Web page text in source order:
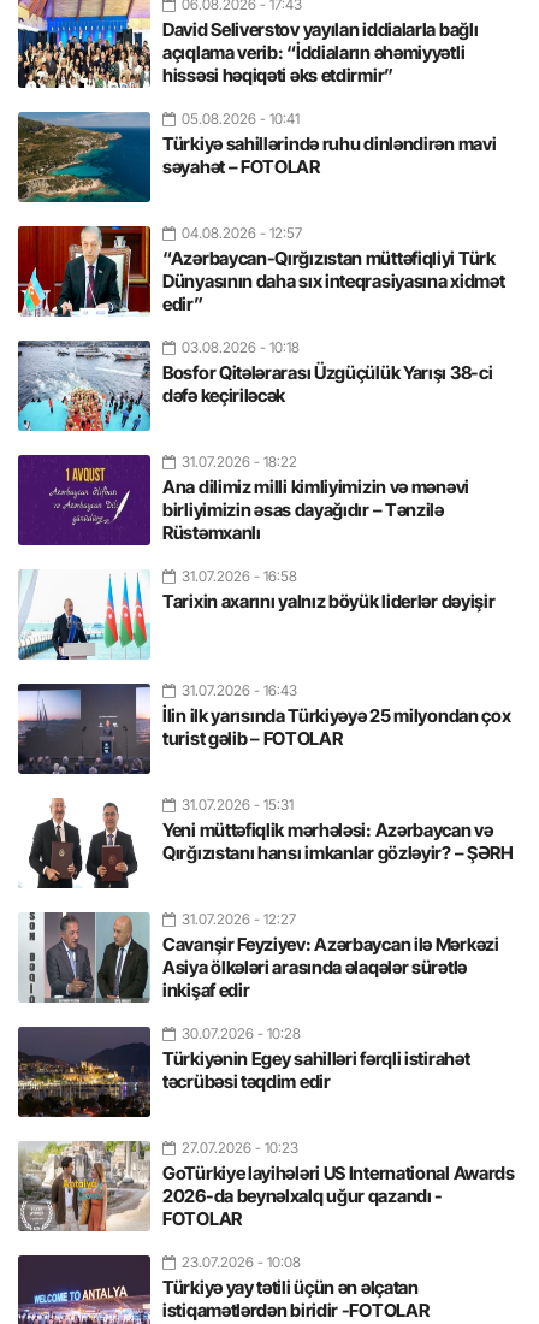
06.08.2026 - 17:43
David Seliverstov yayılan iddialarla bağlı
açıqlama verib: “İddiaların əhəmiyyətli
hissəsi həqiqəti əks etdirmir”
05.08.2026 - 10:41
Türkiyə sahillərində ruhu dinləndirən mavi
səyahət – FOTOLAR
04.08.2026 - 12:57
“Azərbaycan-Qırğızıstan müttəfiqliyi Türk
Dünyasının daha sıx inteqrasiyasına xidmət
edir”
03.08.2026 - 10:18
Bosfor Qitələrarası Üzgüçülük Yarışı 38-ci
dəfə keçiriləcək
31.07.2026 - 18:22
Ana dilimiz milli kimliyimizin və mənəvi
birliyimizin əsas dayağıdır – Tənzilə
Rüstəmxanlı
31.07.2026 - 16:58
Tarixin axarını yalnız böyük liderlər dəyişir
31.07.2026 - 16:43
İlin ilk yarısında Türkiyəyə 25 milyondan çox
turist gəlib – FOTOLAR
31.07.2026 - 15:31
Yeni müttəfiqlik mərhələsi: Azərbaycan və
Qırğızıstanı hansı imkanlar gözləyir? – ŞƏRH
31.07.2026 - 12:27
Cavanşir Feyziyev: Azərbaycan ilə Mərkəzi
Asiya ölkələri arasında əlaqələr sürətlə
inkişaf edir
30.07.2026 - 10:28
Türkiyənin Egey sahilləri fərqli istirahət
təcrübəsi təqdim edir
27.07.2026 - 10:23
GoTürkiye layihələri US International Awards
2026-da beynəlxalq uğur qazandı -
FOTOLAR
23.07.2026 - 10:08
Türkiyə yay tətili üçün ən əlçatan
istiqamətlərdən biridir -FOTOLAR